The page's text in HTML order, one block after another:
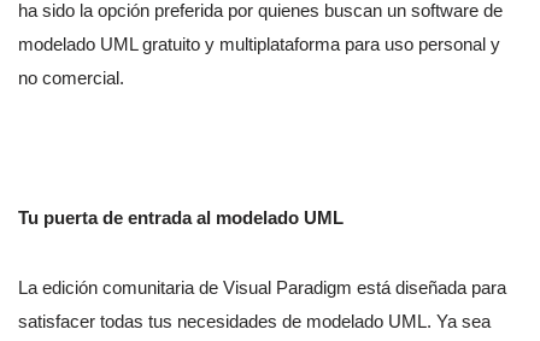
ha sido la opción preferida por quienes buscan un software de
modelado UML gratuito y multiplataforma para uso personal y
no comercial.
Tu puerta de entrada al modelado UML
La edición comunitaria de Visual Paradigm está diseñada para
satisfacer todas tus necesidades de modelado UML. Ya sea